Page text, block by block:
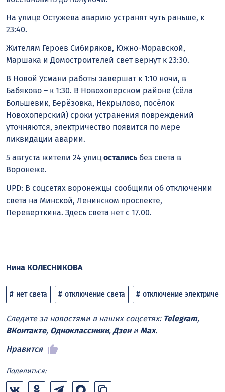
На улице Остужева аварию устранят чуть раньше, к
23:40.
Жителям Героев Сибиряков, Южно-Моравской,
Маршака и Домостроителей свет вернут к 23:30.
В Новой Усмани работы завершат к 1:10 ночи, в
Бабяково – к 1:30. В Новохоперском районе (сёла
Большевик, Берёзовка, Некрылово, посёлок
Новохоперский) сроки устранения повреждений
уточняются, электричество появится по мере
ликвидации аварии.
5 августа жители 24 улиц остались без света в
Воронеже.
UPD: В соцсетях воронежцы сообщили об отключении
света на Минской, Ленинском проспекте,
Переверткина. Здесь света нет с 17.00.
Нина КОЛЕСНИКОВА
нет света отключение света отключение
Следите за новостями в наших соцсетях: Telegram,
ВКонтакте, Одноклассники, Дзени Max.
Нравится
Поделиться: